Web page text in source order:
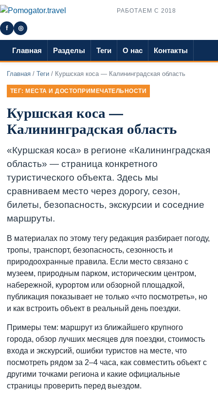
РАБОТАЕМ С 2018
f ◎
Главная Разделы Теги О нас Контакты
Главная / Теги / Куршская коса — Калининградская область
ТЕГ: МЕСТА И ДОСТОПРИМЕЧАТЕЛЬНОСТИ
Куршская коса —
Калининградская область
«Куршская коса» в регионе «Калининградская
область» — страница конкретного
туристического объекта. Здесь мы
сравниваем место через дорогу, сезон,
билеты, безопасность, экскурсии и соседние
маршруты.
В материалах по этому тегу редакция разбирает погоду,
тропы, транспорт, безопасность, сезонность и
природоохранные правила. Если место связано с
музеем, природным парком, историческим центром,
набережной, курортом или обзорной площадкой,
публикация показывает не только «что посмотреть», но
и как встроить объект в реальный день поездки.
Примеры тем: маршрут из ближайшего крупного
города, обзор лучших месяцев для поездки, стоимость
входа и экскурсий, ошибки туристов на месте, что
посмотреть рядом за 2–4 часа, как совместить объект с
другими точками региона и какие официальные
страницы проверить перед выездом.